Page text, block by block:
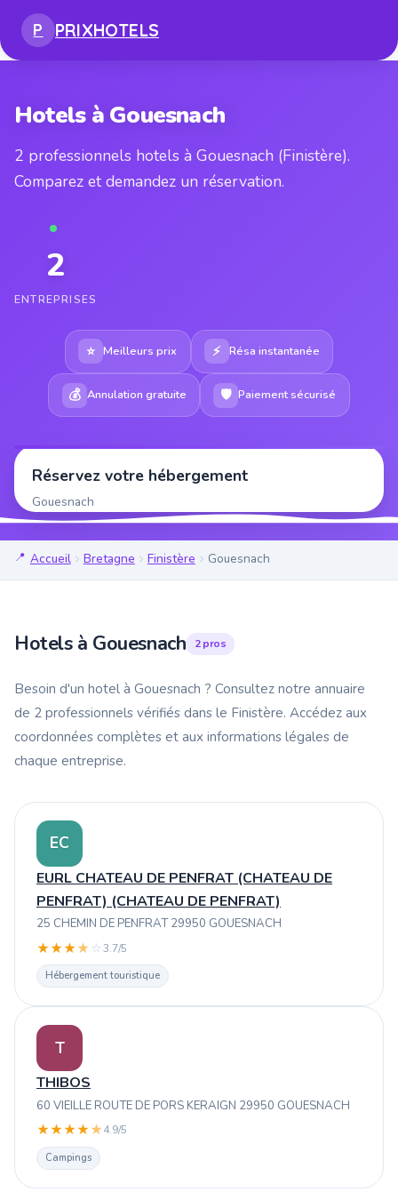
P PRIXHOTELS
Hotels à Gouesnach
2 professionnels hotels à Gouesnach (Finistère).
Comparez et demandez un réservation.
2
ENTREPRISES
⭐ Meilleurs prix ⚡ Résa instantanée
💰 Annulation gratuite 🛡 Paiement sécurisé
Réservez votre hébergement
Gouesnach
Accueil Bretagne Finistère Gouesnach
Hotels à Gouesnach 2 pros
Besoin d'un hotel à Gouesnach ? Consultez notre annuaire
de 2 professionnels vérifiés dans le Finistère. Accédez aux
coordonnées complètes et aux informations légales de
chaque entreprise.
EC
EURL CHATEAU DE PENFRAT (CHATEAU DE
PENFRAT) (CHATEAU DE PENFRAT)
25 CHEMIN DE PENFRAT 29950 GOUESNACH
★★★★ ☆3.7/5
Hébergement touristique
T
THIBOS
60 VIEILLE ROUTE DE PORS KERAIGN 29950 GOUESNACH
★★★★★4.9/5
Campings